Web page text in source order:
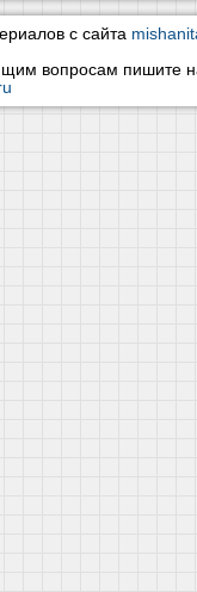
с сайта
вопросам пишите